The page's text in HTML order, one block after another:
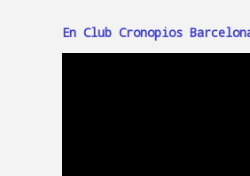
En Club Cronopios